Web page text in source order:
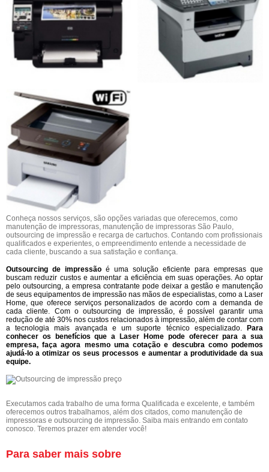
Conheça nossos serviços, são opções variadas que oferecemos, como
manutenção de impressoras, manutenção de impressoras São Paulo,
outsourcing de impressão e recarga de cartuchos. Contando com profissionais
qualificados e experientes, o empreendimento entende a necessidade de
cada cliente, buscando a sua satisfação e confiança.
Outsourcing de impressão é uma solução eficiente para empresas que
buscam reduzir custos e aumentar a eficiência em suas operações. Ao optar
pelo outsourcing, a empresa contratante pode deixar a gestão e manutenção
de seus equipamentos de impressão nas mãos de especialistas, como a Laser
Home, que oferece serviços personalizados de acordo com a demanda de
cada cliente. Com o outsourcing de impressão, é possível garantir uma
redução de até 30% nos custos relacionados à impressão, além de contar com
a tecnologia mais avançada e um suporte técnico especializado. Para
conhecer os benefícios que a Laser Home pode oferecer para a sua
empresa, faça agora mesmo uma cotação e descubra como podemos
ajudá-lo a otimizar os seus processos e aumentar a produtividade da sua
equipe.
Executamos cada trabalho de uma forma Qualificada e excelente, e também
oferecemos outros trabalhamos, além dos citados, como manutenção de
impressoras e outsourcing de impressão. Saiba mais entrando em contato
conosco. Teremos prazer em atender você!
Para saber mais sobre